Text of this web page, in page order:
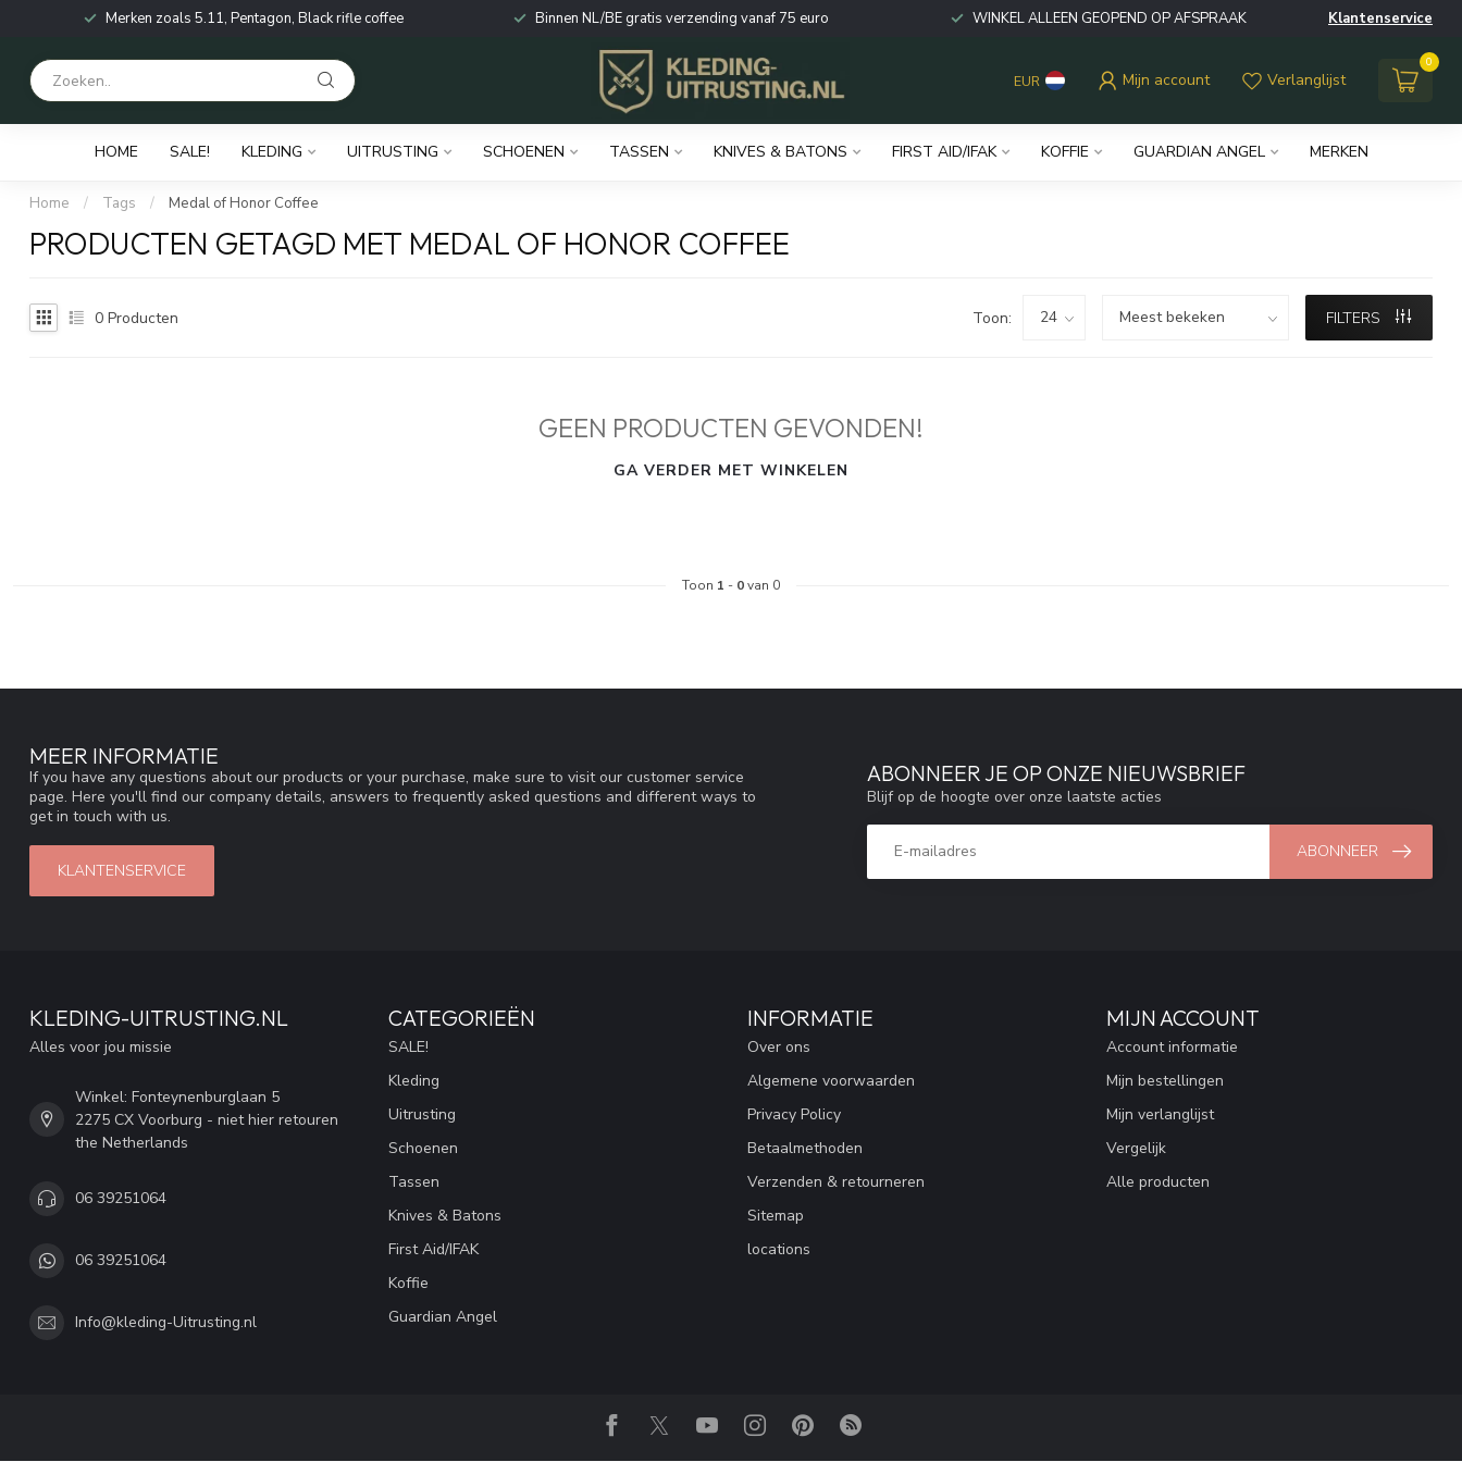
Merken zoals 5.11, Pentagon, Black rifle coffee Binnen NL/BE gratis verzending vanaf 75 euro WINKEL ALLEEN GEOPEND OP AFSPRAAK Klantenservice
EUR Mijn account Verlanglijst
0
HOME SALE! KLEDING UITRUSTING SCHOENEN TASSEN KNIVES & BATONS FIRST AID/IFAK KOFFIE GUARDIAN ANGEL MERKEN
Home / Tags / Medal of Honor Coffee
PRODUCTEN GETAGD MET MEDAL OF HONOR COFFEE
0 Producten Toon: FILTERS
GEEN PRODUCTEN GEVONDEN!
GA VERDER MET WINKELEN
Toon 1 - 0van 0
MEER INFORMATIE
If you have any questions about our products or your purchase, make sure to visit our customer service
page. Here you'll find our company details, answers to frequently asked questions and different ways to
get in touch with us.
KLANTENSERVICE
ABONNEER JE OP ONZE NIEUWSBRIEF
Blijf op de hoogte over onze laatste acties
ABONNEER
KLEDING-UITRUSTING.NL
Alles voor jou missie
Winkel: Fonteynenburglaan 5
2275 CX Voorburg - niet hier retouren
the Netherlands
06 39251064
06 39251064
Info@kleding-Uitrusting.nl
CATEGORIEËN
SALE!
Kleding
Uitrusting
Schoenen
Tassen
Knives & Batons
First Aid/IFAK
Koffie
Guardian Angel
INFORMATIE
Over ons
Algemene voorwaarden
Privacy Policy
Betaalmethoden
Verzenden & retourneren
Sitemap
locations
MIJN ACCOUNT
Account informatie
Mijn bestellingen
Mijn verlanglijst
Vergelijk
Alle producten